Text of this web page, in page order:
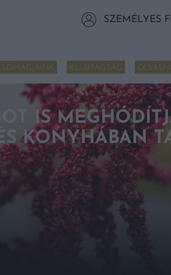
SZEMÉLYES
KLUBTAGSÁG
IS
KONYHÁBAN